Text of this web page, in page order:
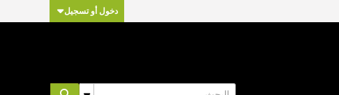
دخول أو تسجيل